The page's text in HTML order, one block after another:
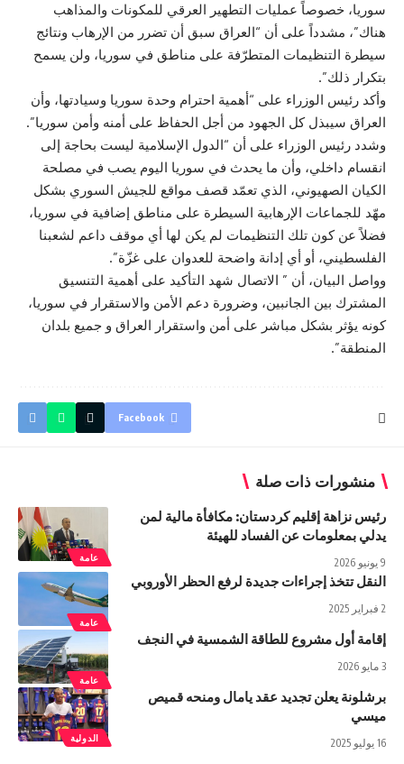
سوريا، خصوصاً عمليات التطهير العرقي للمكونات والمذاهب
هناك”، مشدداً على أن “العراق سبق أن تضرر من الإرهاب ونتائج
سيطرة التنظيمات المتطرّفة على مناطق في سوريا، ولن يسمح
بتكرار ذلك”.
وأكد رئيس الوزراء على “أهمية احترام وحدة سوريا وسيادتها، وأن
العراق سيبذل كل الجهود من أجل الحفاظ على أمنه وأمن سوريا”.
وشدد رئيس الوزراء على أن “الدول الإسلامية ليست بحاجة إلى
انقسام داخلي، وأن ما يحدث في سوريا اليوم يصب في مصلحة
الكيان الصهيوني، الذي تعمّد قصف مواقع للجيش السوري بشكل
مهّد للجماعات الإرهابية السيطرة على مناطق إضافية في سوريا،
فضلاً عن كون تلك التنظيمات لم يكن لها أي موقف داعم لشعبنا
الفلسطيني، أو أي إدانة واضحة للعدوان على غزّة”.
وواصل البيان، أن ” الاتصال شهد التأكيد على أهمية التنسيق
المشترك بين الجانبين، وضرورة دعم الأمن والاستقرار في سوريا،
كونه يؤثر بشكل مباشر على أمن واستقرار العراق و جميع بلدان
المنطقة”.
Facebook
منشورات ذات صلة
عامة
رئيس نزاهة إقليم كردستان: مكافأة مالية لمن
يدلي بمعلومات عن الفساد للهيئة
9 يونيو 2026
عامة
النقل تتخذ إجراءات جديدة لرفع الحظر الأوروبي
2 فبراير 2025
عامة
إقامة أول مشروع للطاقة الشمسية في النجف
3 مايو 2026
الدولية
برشلونة يعلن تجديد عقد يامال ومنحه قميص
ميسي
16 يوليو 2025